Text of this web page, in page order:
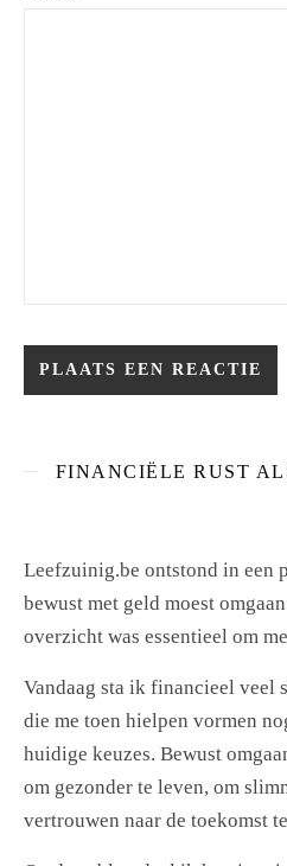
FINANCIËLE RUST
Leefzuinig.be ontstond in een
bewust met geld moest
overzicht was essentieel om
Vandaag sta ik financieel veel
die me toen hielpen vormen
huidige keuzes. Bewust
om gezonder te leven, om
vertrouwen naar de toekomst